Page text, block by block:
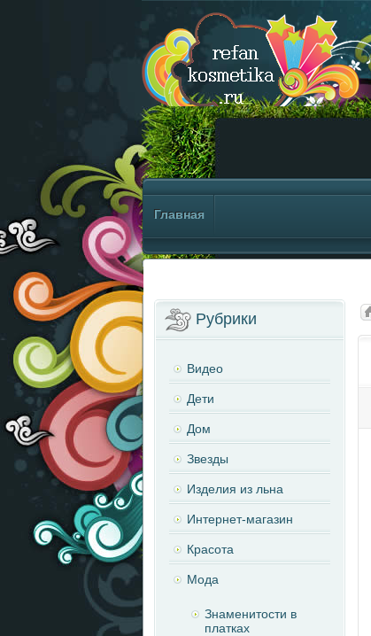
Главная
Рубрики
Видео
Дети
Дом
Звезды
Изделия из льна
Интернет-магазин
Красота
Мода
Знаменитости в
платках